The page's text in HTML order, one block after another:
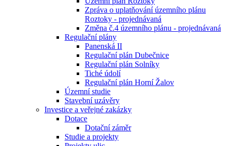
Zpráva o uplatňování územního plánu
Roztoky - projednávaná
Změna č.4 územního plánu - projednávaná
Regulační plány
Panenská II
Regulační plán Dubečnice
Regulační plán Solníky
Tiché údolí
Regulační plán Horní Žalov
Územní studie
Stavební uzávěry
Investice a veřejné zakázky
Dotace
Dotační záměr
Studie a projekty